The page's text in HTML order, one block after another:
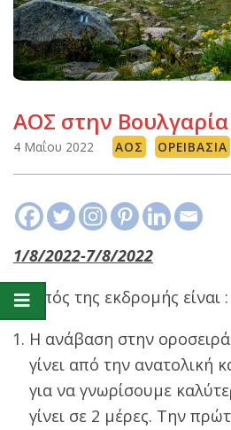
ΑΟΣ στην
4 Μαΐου 2022 ΑΟΣ ΟΡΕΙΒΑΣΊΑ
1/8/2022-7/8/2022
Σκοπός της εκδρομής είναι :
Η ανάβαση στην
γίνει από την ανατολική
για να γνωρίσουμε
γίνει σε 2 μέρες. Την